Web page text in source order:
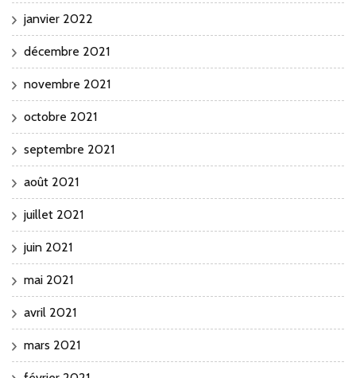
janvier 2022
décembre 2021
novembre 2021
octobre 2021
septembre 2021
août 2021
juillet 2021
juin 2021
mai 2021
avril 2021
mars 2021